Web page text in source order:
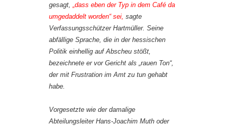
gesagt, „dass eben der Typ in dem Café da
umgedaddelt worden“ sei, sagte
Verfassungsschützer Hartmüller. Seine
abfällige Sprache, die in der hessischen
Politik einhellig auf Abscheu stößt,
bezeichnete er vor Gericht als „rauen Ton“,
der mit Frustration im Amt zu tun gehabt
habe.
Vorgesetzte wie der damalige
Abteilungsleiter Hans-Joachim Muth oder